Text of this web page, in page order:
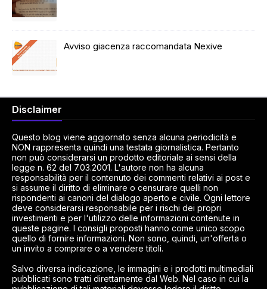
Avviso giacenza raccomandata Nexive
Disclaimer
Questo blog viene aggiornato senza alcuna periodicità e
NON rappresenta quindi una testata giornalistica. Pertanto
non può considerarsi un prodotto editoriale ai sensi della
legge n. 62 del 7.03.2001. L'autore non ha alcuna
responsabilità per il contenuto dei commenti relativi ai post e
si assume il diritto di eliminare o censurare quelli non
rispondenti ai canoni del dialogo aperto e civile. Ogni lettore
deve considerarsi responsabile per i rischi dei propri
investimenti e per l'utilizzo delle informazioni contenute in
queste pagine. I consigli proposti hanno come unico scopo
quello di fornire informazioni. Non sono, quindi, un'offerta o
un invito a comprare o a vendere titoli.
Salvo diversa indicazione, le immagini e i prodotti multimediali
pubblicati sono tratti direttamente dal Web. Nel caso in cui la